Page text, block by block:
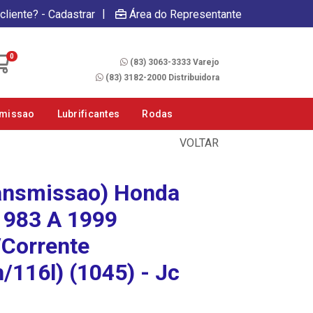
- Cadastrar | Área do Representante
0
(83) 3063-3333 Varejo
(83) 3182-2000 Distribuidora
Lubrificantes Rodas
VOLTAR
Honda
A 1999
116l) (1045) - Jc